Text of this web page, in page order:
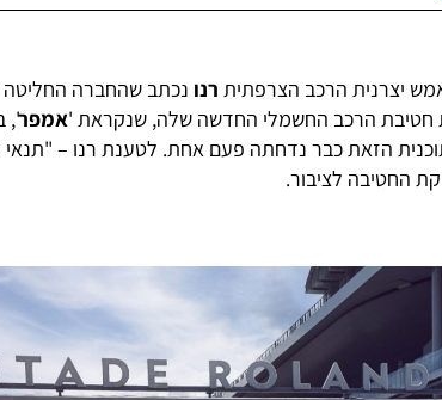
יצרנית הרכב הצרפתיתרנו נכתב שהחברה החליטה
חטיבת הרכב החשמלי החדשה שלה, שנקראת 'אמפר',
הזאת כבר נדחתה פעם אחת. לטענת רנו – "תנאי
החטיבה לציבור.